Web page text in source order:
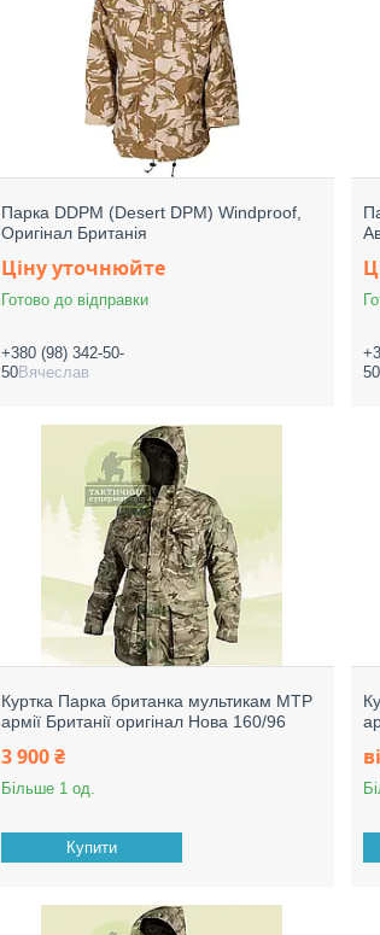
Парка DDPM (Desert DPM) Windproof,
Оригінал Британія
Ціну уточнюйте
Готово до відправки
+380 (98) 342-50-
50Вячеслав
50
Куртка Парка британка мультикам МТР
армії Британії оригінал Нова 160/96
3 900 ₴
Більше 1 од.
Купити